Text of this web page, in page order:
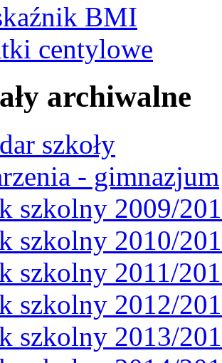
BMI
centylowe
archiwalne
szkoły
- gimnazjum
szkolny 2009/
szkolny 2010/
szkolny 2011/
szkolny 2012/
szkolny 2013/